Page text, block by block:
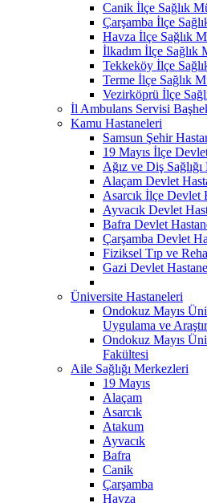
Canik İlçe Sağlık
Çarşamba İlçe
Havza İlçe Sağlık
İlkadım İlçe Sağlık
Tekkeköy İlçe
Terme İlçe Sağlık
Vezirköprü İlçe
İl Ambulans Servisi
Kamu Hastaneleri
Samsun Şehir
19 Mayıs İlçe
Ağız ve Diş Sağlığı
Alaçam Devlet
Asarcık İlçe Devlet
Ayvacık Devlet
Bafra Devlet
Çarşamba Devlet
Fiziksel Tıp ve
Gazi Devlet
Üniversite Hastaneleri
Ondokuz Mayıs
Uygulama ve
Ondokuz Mayıs
Fakültesi
Aile Sağlığı Merkezleri
19 Mayıs
Alaçam
Asarcık
Atakum
Ayvacık
Bafra
Canik
Çarşamba
Havza